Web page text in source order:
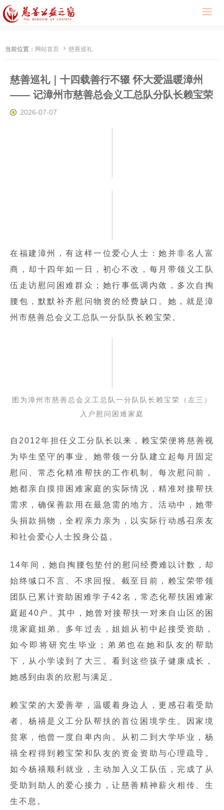

当前位置： 网站首页  慈善巡礼
慈善巡礼｜十四载善行不辍 怀大爱温暖漳州
—— 记漳州市慈善总会义工总队分队长赖宝荣
2026-07-07
在福建漳州，有这样一位爱心人士：她并非名人富
商，却十四年如一日，初心不改，每月带领义工队
伍走访慰问困难群众；她行事低调内敛，多次自掏
腰包，默默补齐慰问物资的经费缺口。她，就是漳
州市慈善总会义工总队一分队队长赖宝荣。
图为漳州市慈善总会义工总队一分队队长赖宝荣（左三）
入户慰问困难家庭
自2012年担任义工分队长以来，赖宝荣便将慈善视
为毕生坚守的事业。她带领一分队建立起每月固定
慰问、常态化精准帮扶的工作机制。每次慰问前，
她都亲自摸排困难家庭的实际情况，精准对接帮扶
需求，确保善款用在最急需的地方。活动中，她带
头捐款捐物，全程亲力亲为，以实际行动感召亲友
和社会爱心人士投身公益。
14年间，她自掏腰包垫付的慰问经费难以计数，却
始终缄口不言、不求回报。截至目前，赖宝荣带领
团队已累计资助困难学子42名，常态化帮扶困难家
庭超40户。其中，她曾对接帮扶一对来自山区的困
境家庭姐弟。多年过去，姐姐从初中起接受资助，
如今即将研究生毕业；弟弟也在她和队友的帮助
下，从小学读到了大三。看到这些孩子健康成长，
她感到由衷的欣慰与满足。
赖宝荣的大爱善举，温暖着身边人，更感召着受助
者。杨禧是义工分队帮扶的首位困境学生。因家境
贫寒，他曾一度自卑内向。从初二到大学毕业，杨
禧全程得到赖宝荣和队友的资金资助与心理疏导。
如今杨禧顺利就业，主动加入义工队伍，完成了从
受助到助人的爱心接力，让慈善精神薪火相传、生
生不息。